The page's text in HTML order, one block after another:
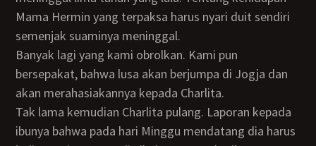
Mama Hermin yang terpaksa harus nyari duit sendiri
semenjak suaminya meninggal.
Banyak lagi yang kami obrolkan. Kami pun
bersepakat, bahwa lusa akan berjumpa di Jogja dan
akan merahasiakannya kepada Charlita.
Tak lama kemudian Charlita pulang. Laporan kepada
ibunya bahwa pada hari Minggu mendatang dia harus